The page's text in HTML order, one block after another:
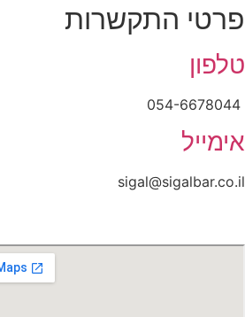
פרטי התקשרות
טלפון
אימייל
sigal@sigalbar.co.il